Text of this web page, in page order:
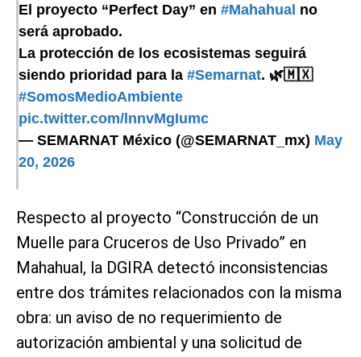
El proyecto “Perfect Day” en #Mahahual no
será aprobado.
La protección de los ecosistemas seguirá
siendo prioridad para la #Semarnat. 🌿🇲🇽
#SomosMedioAmbiente
pic.twitter.com/lnnvMgIumc
— SEMARNAT México (@SEMARNAT_mx) May
20, 2026
Respecto al proyecto “Construcción de un
Muelle para Cruceros de Uso Privado” en
Mahahual, la DGIRA detectó inconsistencias
entre dos trámites relacionados con la misma
obra: un aviso de no requerimiento de
autorización ambiental y una solicitud de